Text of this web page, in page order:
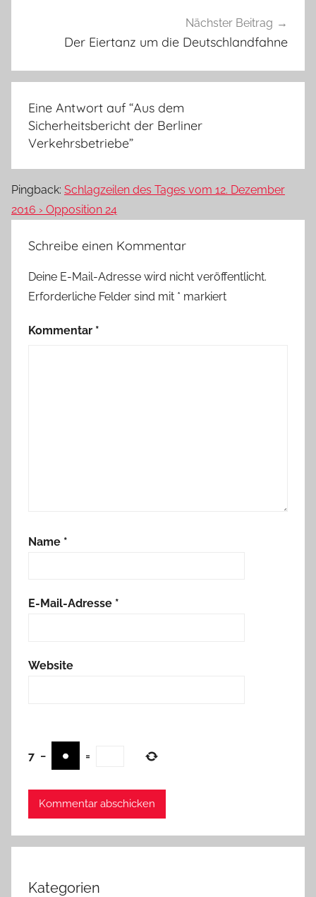
Nächster Beitrag
Der Eiertanz um die Deutschlandfahne
Eine Antwort auf “Aus dem
Sicherheitsbericht der Berliner
Verkehrsbetriebe”
Pingback: Schlagzeilen des Tages vom 12. Dezember
2016 › Opposition 24
Schreibe einen Kommentar
Deine E-Mail-Adresse wird nicht veröffentlicht.
Erforderliche Felder sind mit * markiert
Kommentar *
Name *
E-Mail-Adresse *
Website
7 − =
Kategorien